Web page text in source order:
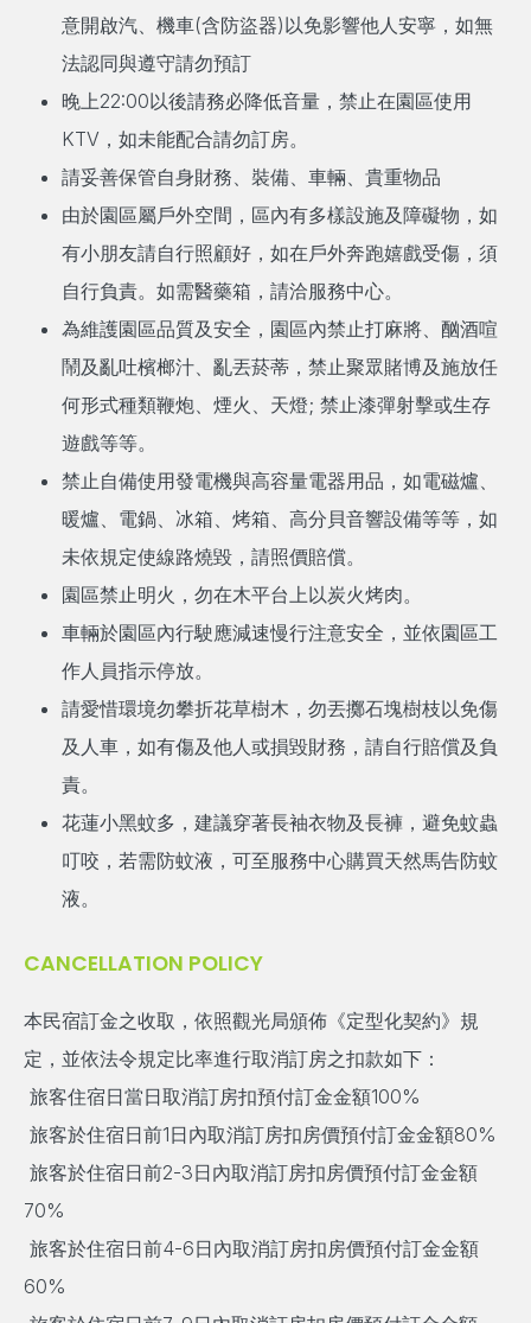
意開啟汽、機車(含防盜器)以免影響他人安寧，如無
法認同與遵守請勿預訂
晚上22:00以後請務必降低音量，禁止在園區使用
KTV，如未能配合請勿訂房。
請妥善保管自身財務、裝備、車輛、貴重物品
由於園區屬戶外空間，區內有多樣設施及障礙物，如
有小朋友請自行照顧好，如在戶外奔跑嬉戲受傷，須
自行負責。如需醫藥箱，請洽服務中心。
為維護園區品質及安全，園區內禁止打麻將、酗酒喧
鬧及亂吐檳榔汁、亂丟菸蒂，禁止聚眾賭博及施放任
何形式種類鞭炮、煙火、天燈; 禁止漆彈射擊或生存
遊戲等等。
禁止自備使用發電機與高容量電器用品，如電磁爐、
暖爐、電鍋、冰箱、烤箱、高分貝音響設備等等，如
未依規定使線路燒毀，請照價賠償。
園區禁止明火，勿在木平台上以炭火烤肉。
車輛於園區內行駛應減速慢行注意安全，並依園區工
作人員指示停放。
請愛惜環境勿攀折花草樹木，勿丟擲石塊樹枝以免傷
及人車，如有傷及他人或損毀財務，請自行賠償及負
責。
花蓮小黑蚊多，建議穿著長袖衣物及長褲，避免蚊蟲
叮咬，若需防蚊液，可至服務中心購買天然馬告防蚊
液。
CANCELLATION POLICY
本民宿訂金之收取，依照觀光局頒佈《定型化契約》規
定，並依法令規定比率進行取消訂房之扣款如下：
旅客住宿日當日取消訂房扣預付訂金金額100%
旅客於住宿日前1日內取消訂房扣房價預付訂金金額80%
旅客於住宿日前2-3日內取消訂房扣房價預付訂金金額
70%
旅客於住宿日前4-6日內取消訂房扣房價預付訂金金額
60%